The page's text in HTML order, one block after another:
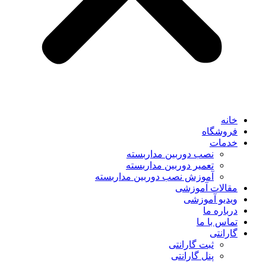
خانه
فروشگاه
خدمات
نصب دوربین مداربسته
تعمیر دوربین مداربسته
آموزش نصب دوربین مداربسته
مقالات آموزشی
ویدیو آموزشی
درباره ما
تماس با ما
گارانتی
ثبت گارانتی
پنل گارانتی